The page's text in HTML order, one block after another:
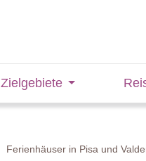
Zielgebiete
Ferienhäuser in Pisa und